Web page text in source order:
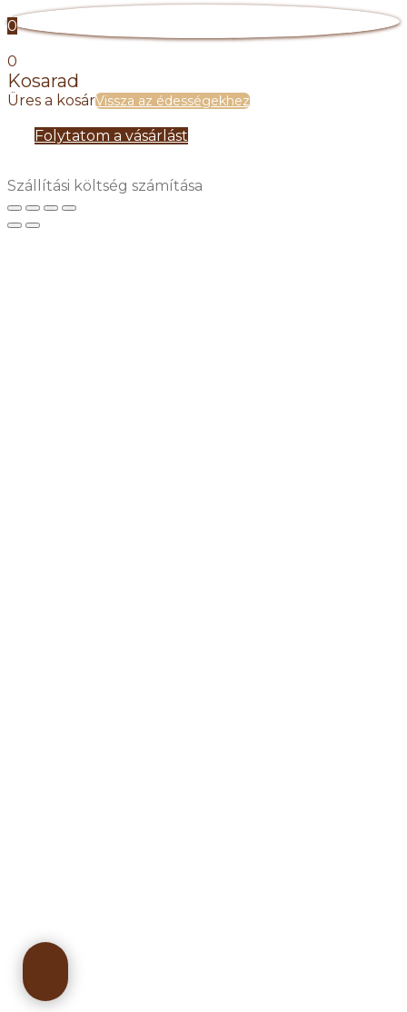
0
0
Kosarad
Üres a kosárVissza az édességekhez
Folytatom a vásárlást
Szállítási költség számítása